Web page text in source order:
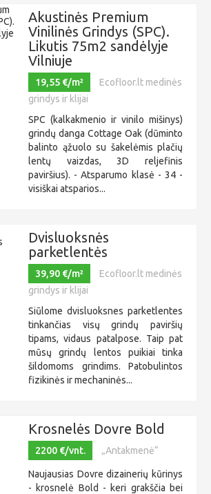
Akustinės Premium
Vinilinės Grindys (SPC).
Likutis 75m2 sandėlyje
Vilniuje
19,55 €/m²
Ecofloor.lt medinės
grindys ir klijai
SPC (kalkakmenio ir vinilo mišinys)
grindų danga Cottage Oak (dūminto
balinto ąžuolo su šakelėmis plačių
lentų vaizdas, 3D reljefinis
paviršius). - Atsparumo klasė - 34 -
visiškai atsparios...
Dvisluoksnės
parketlentės
39,90 €/m²
Ecofloor.lt medinės
grindys ir klijai
Siūlome dvisluoksnes parketlentes
tinkančias visų grindų paviršių
tipams, vidaus patalpose. Taip pat
mūsų grindų lentos puikiai tinka
šildomoms grindims. Patobulintos
fizikinės ir mechaninės...
Krosnelės Dovre Bold
2200 €/vnt. „Antakmenė“
Naujausias Dovre dizainerių kūrinys
- krosnelė Bold - keri grakščia bei